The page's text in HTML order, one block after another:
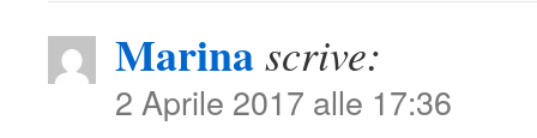
Marinascrive:
2 Aprile 2017 alle 17:36